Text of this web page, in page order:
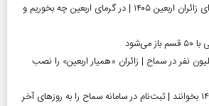
توصیه‌های تغذیه‌ای برای زائران اربعین ۱۴۰۵ | در گرمای اربعین چه بخوریم و
نفر در سماح | زائران «همیار اربعین» را نصب
متقاضیان ارز اربعین ۱۴۰۵ بخوانند | ثبت‌نام در سامانه سماح را به روز‌های آخر